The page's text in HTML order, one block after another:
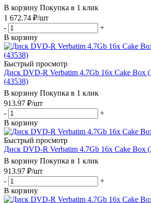
В корзину Покупка в 1 клик
1 672.74 ₽/шт
-
+
В корзину
Быстрый просмотр
Диск DVD-R Verbatim 4.7Gb 16x Cake Box
(43538)
В корзину Покупка в 1 клик
913.97 ₽/шт
-
+
В корзину
Быстрый просмотр
Диск DVD-R Verbatim 4.7Gb 16x Cake Box
В корзину Покупка в 1 клик
913.97 ₽/шт
-
+
В корзину